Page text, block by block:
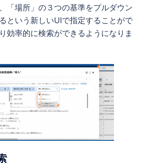
「場所」の３つの基準をプルダウン
という新しいUIで指定することがで
効率的に検索ができるようになりま